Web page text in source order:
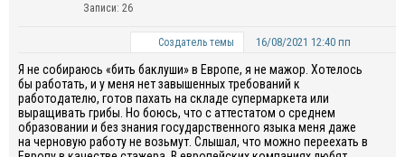
Записи: 26
Создатель темы 16/08/2021 12:40 пп
Я не собираюсь «бить баклуши» в Европе, я не мажор. Хотелось
бы работать, и у меня нет завышенных требований к
работодателю, готов пахать на складе супермаркета или
выращивать грибы. Но боюсь, что с аттестатом о среднем
образовании и без знания государственного языка меня даже
на черновую работу не возьмут. Слышал, что можно переехать в